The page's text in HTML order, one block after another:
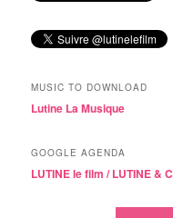
MUSIC TO DOWNLOAD
Lutine La Musique
GOOGLE AGENDA
LUTINE le film /LUTINE &